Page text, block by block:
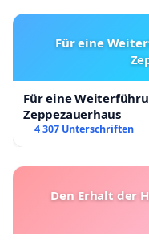
Für eine
Für eine
Zeppezauerhaus
4 307 Unterschriften
Den Erhalt der